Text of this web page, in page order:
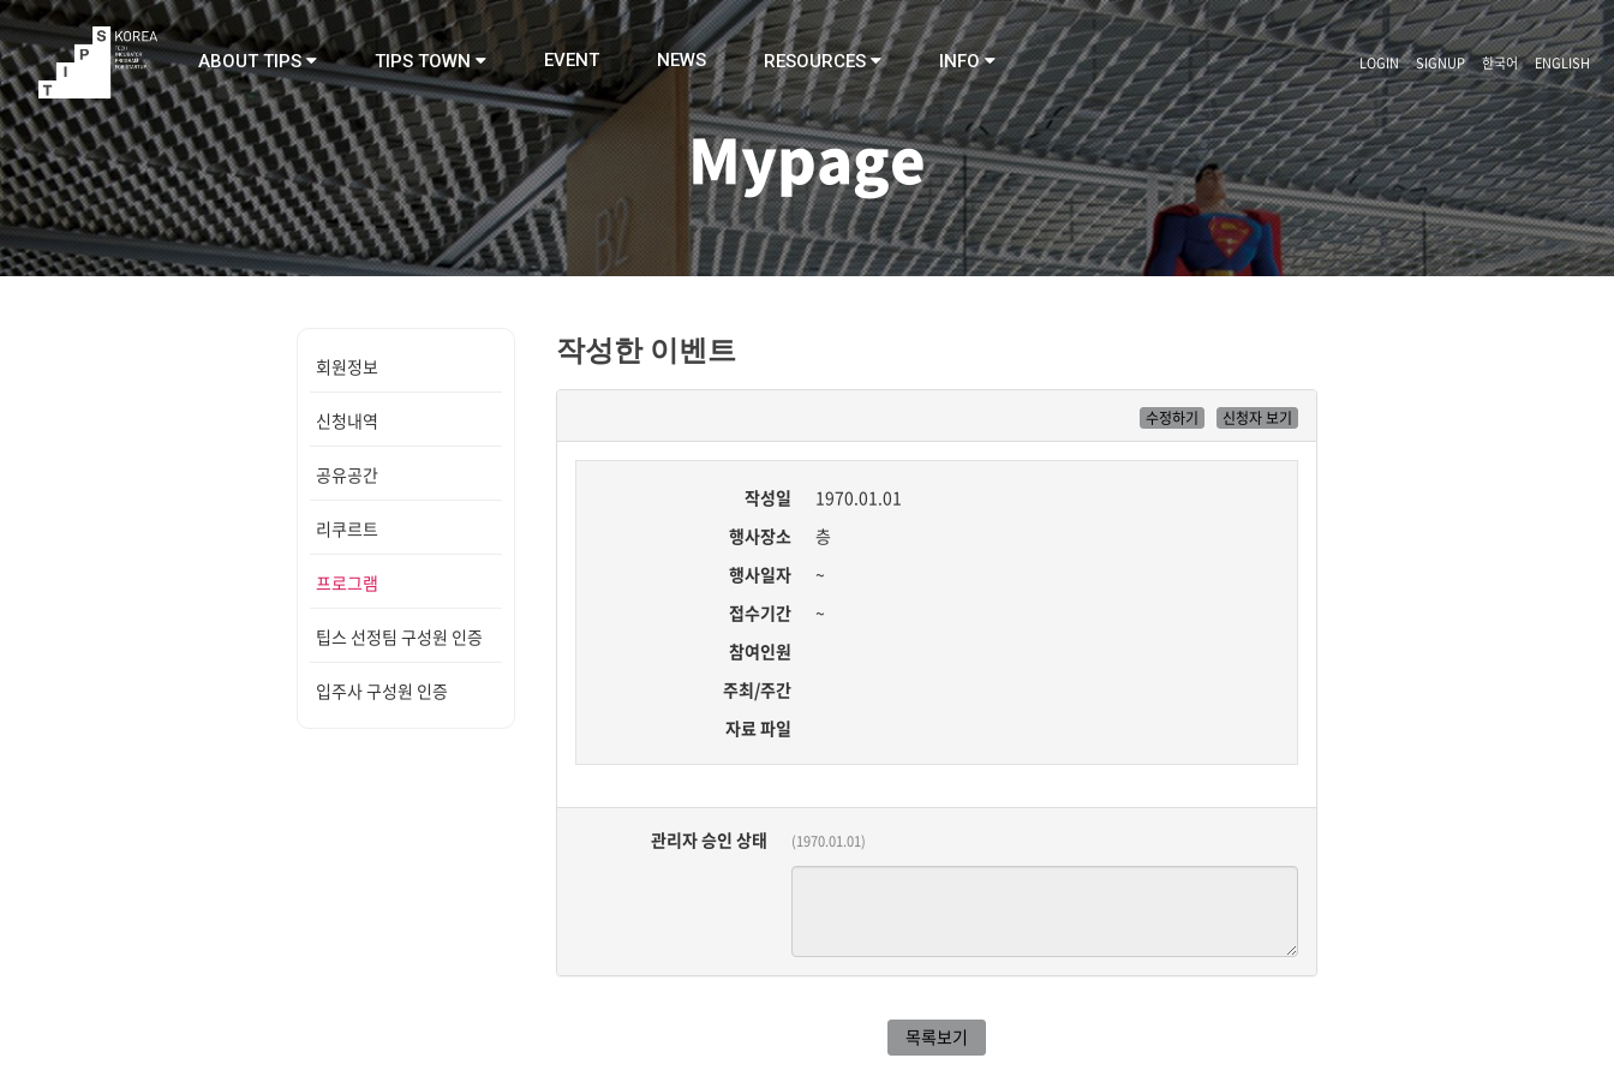
한국어 ENGLISH
LOGIN SIGNUP
TIPS
ABOUT TIPS TIPS TOWN EVENT NEWS RESOURCES INFO
Mypage
작성한 이벤트
수정하기 신청자 보기
작성일
1970.01.01
행사장소
층
행사일자
~
접수기간
~
참여인원
주최/주간
자료 파일
관리자 승인 상태 (1970.01.01)
목록보기
회원정보
신청내역
공유공간
리쿠르트
프로그램
팁스 선정팀 구성원 인증
입주사 구성원 인증